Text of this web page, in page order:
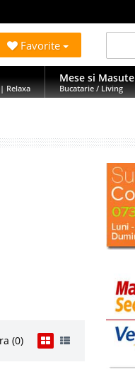
Favorite
Relaxa
Mese si Masute
Bucatarie / Living
(0)